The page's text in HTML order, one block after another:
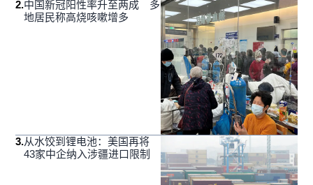
2.中国新冠阳性率升至两成 多
地居民称高烧咳嗽增多
3.从水饺到锂电池：美国再将
43家中企纳入涉疆进口限制